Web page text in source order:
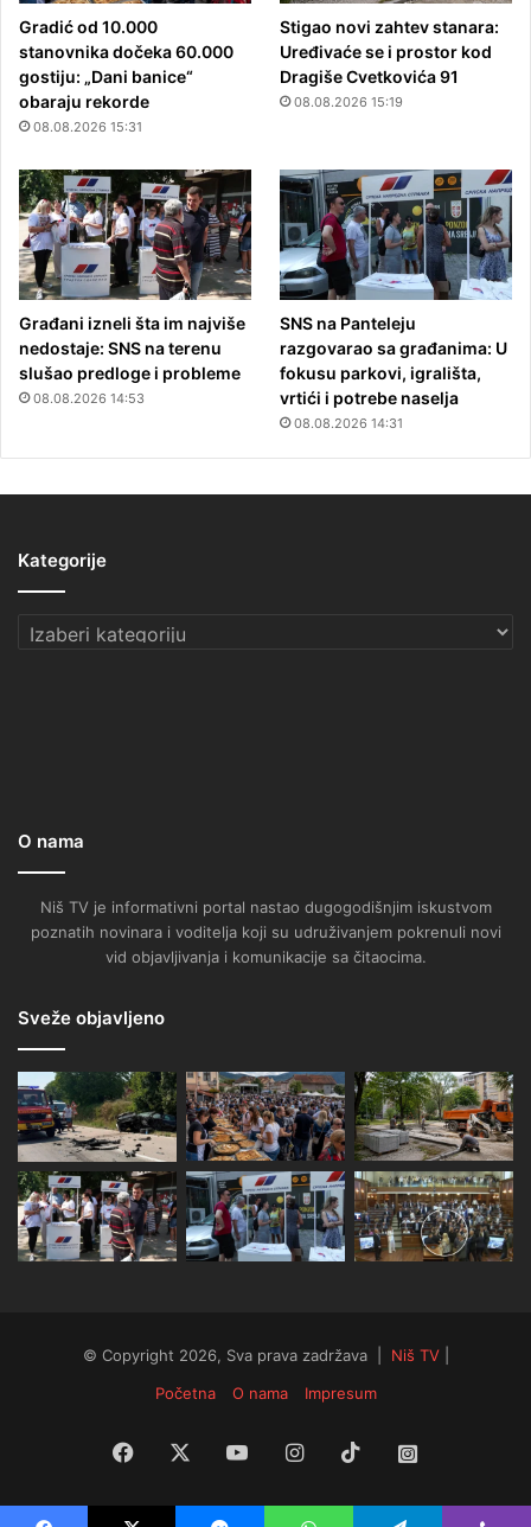
Gradić od 10.000
stanovnika dočeka 60.000
gostiju: „Dani banice“
obaraju rekorde
08.08.2026 15:31
Stigao novi zahtev stanara:
Uređivaće se i prostor kod
Dragiše Cvetkovića 91
08.08.2026 15:19
Građani izneli šta im najviše
nedostaje: SNS na terenu
slušao predloge i probleme
08.08.2026 14:53
SNS na Panteleju
razgovarao sa građanima: U
fokusu parkovi, igrališta,
vrtići i potrebe naselja
08.08.2026 14:31
Kategorije
Kategorije
O nama
Niš TV je informativni portal nastao dugogodišnjim iskustvom
poznatih novinara i voditelja koji su udruživanjem pokrenuli novi
vid objavljivanja i komunikacije sa čitaocima.
Sveže objavljeno
© Copyright 2026, Sva prava zadržava | Niš TV|
Početna
O nama Impresum
Facebook YouTubeInstagram
TikTok